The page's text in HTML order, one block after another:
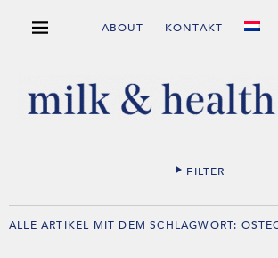
ABOUT KONTAKT
FILTER
ALLE ARTIKEL MIT DEM SCHLAGWORT: